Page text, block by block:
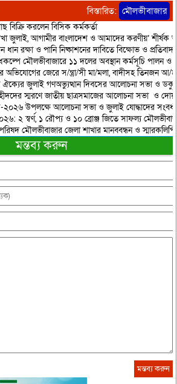
বিস্তারিত: মৌলভীবাজার
বিক্রি করলেন বিসিক কর্মকর্তা
জুলাই, আগামীর বাংলাদেশ ও আমাদের করণীয়’ শীর্ষক
রক্ষা ও পানি নিষ্কাশনের দাবিতে বিক্ষোভ ও
মৌলভীবাজারে ১১ দলের অবস্থান কর্মসূচি পালন ও
অভিযোগের জেরে স/ন্ত্রা/সী মা/মলা, বাদীসহ তিনজন আ/
জুলাই গণঅভ্যুত্থান দিবসের আলোচনা সভা ও
স্মরণে জাতীয় ছাত্রসমাজের আলোচনা সভা ও
২০২৬ উপলক্ষে আলোচনা সভা ও জুলাই যোদ্ধাদের
২ স্বর্ণ, ১ রৌপ্য ও ১০ ব্রোঞ্জ জিতে সাফল্য
মৌলভীবাজার জেলা শাখার মানববন্ধন ও স্মারকলিপি
মন্তব্য করুন